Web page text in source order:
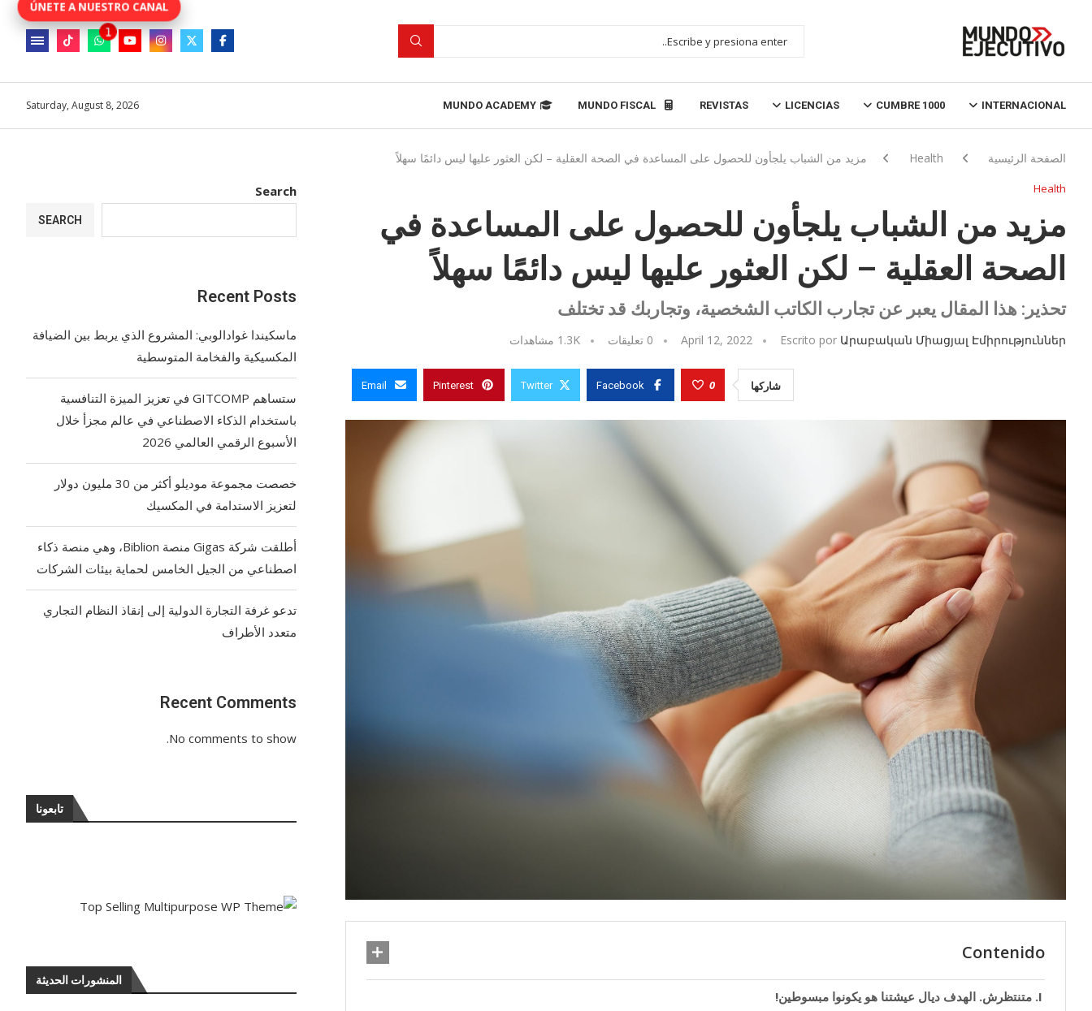
INTERNACIONAL
CUMBRE 1000
LICENCIAS
REVISTAS
MUNDO FISCAL
MUNDO ACADEMY
Saturday, August 8, 2026
الصفحة الرئيسية Health مزيد من الشباب يلجأون للحصول على المساعدة في الصحة العقلية – لكن العثور عليها ليس دائمًا سهلاً
Health
مزيد من الشباب يلجأون للحصول على المساعدة في
الصحة العقلية – لكن العثور عليها ليس دائمًا سهلاً
تحذير: هذا المقال يعبر عن تجارب الكاتب الشخصية، وتجاربك قد تختلف
Escrito por Արաբական Միացյալ Էմիրություններ
April 12, 2022 0 تعليقات 1.3K مشاهدات
شاركها 0
Facebook
Twitter
Pinterest
Email
Contenido
متنتظرش. الهدف ديال عيشتنا هو يكونوا مبسوطين!
Search
SEARCH
Recent Posts
ماسكيندا غوادالوبي: المشروع الذي يربط بين الضيافة
المكسيكية والفخامة المتوسطية
ستساهم GITCOMP في تعزيز الميزة التنافسية
باستخدام الذكاء الاصطناعي في عالم مجزأ خلال
الأسبوع الرقمي العالمي 2026
خصصت مجموعة موديلو أكثر من 30 مليون دولار
لتعزيز الاستدامة في المكسيك
أطلقت شركة Gigas منصة Biblion، وهي منصة ذكاء
اصطناعي من الجيل الخامس لحماية بيئات الشركات
تدعو غرفة التجارة الدولية إلى إنقاذ النظام التجاري
متعدد الأطراف
Recent Comments
No comments to show.
تابعونا
المنشورات الحديثة